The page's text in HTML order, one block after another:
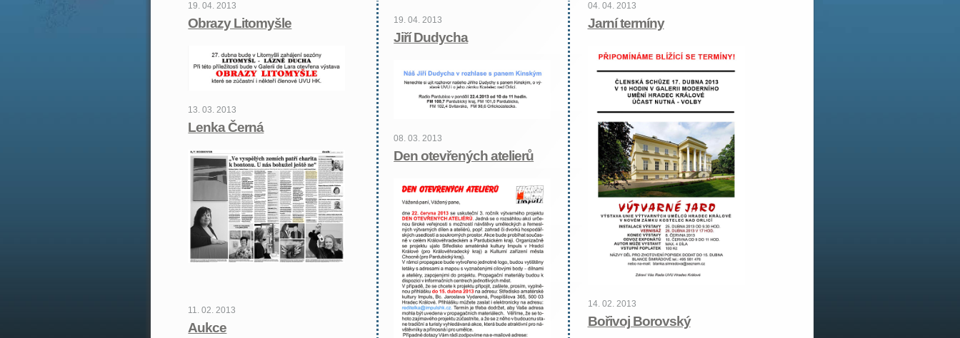
19. 04. 2013
Obrazy Litomyšle
13. 03. 2013
Lenka Černá
11. 02. 2013
Aukce
04. 04. 2013
Jarní termíny
14. 02. 2013
Bořivoj Borovský
19. 04. 2013
Jiří Dudycha
08. 03. 2013
Den otevřených atelierů